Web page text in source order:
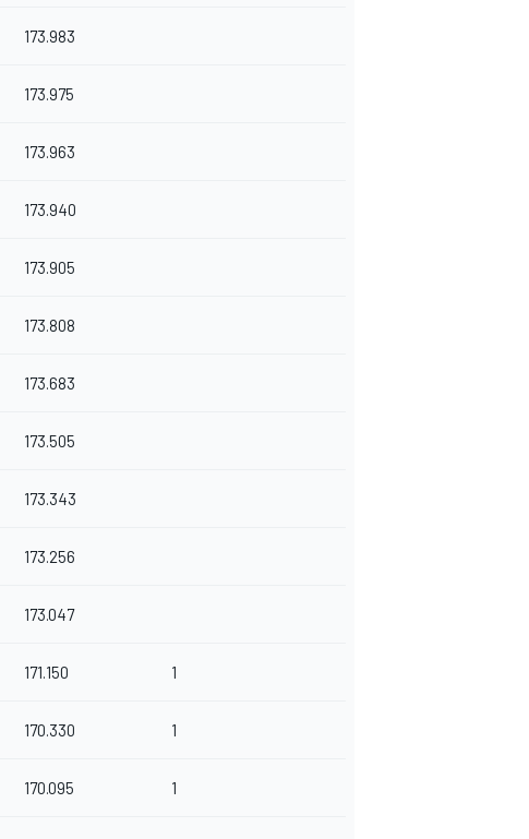
173.983
173.975
173.963
173.940
173.905
173.808
173.683
173.505
173.343
173.256
173.047
171.150 1
170.330 1
170.095 1